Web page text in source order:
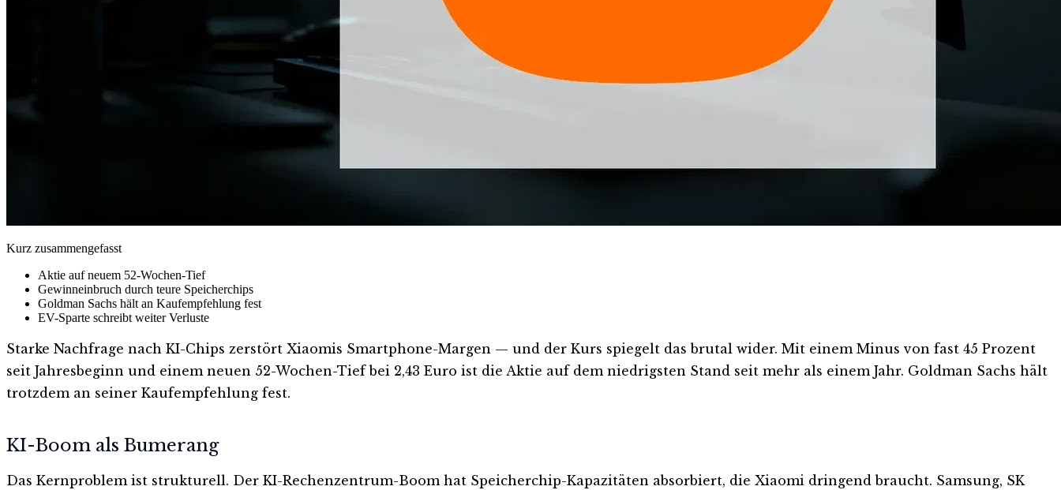
Kurz zusammengefasst
Aktie auf neuem 52-Wochen-Tief
Gewinneinbruch durch teure Speicherchips
Goldman Sachs hält an Kaufempfehlung fest
EV-Sparte schreibt weiter Verluste
Starke Nachfrage nach KI-Chips zerstört Xiaomis Smartphone-Margen — und der Kurs spiegelt das brutal wider. Mit einem Minus von fast 45 Prozent
seit Jahresbeginn und einem neuen 52-Wochen-Tief bei 2,43 Euro ist die Aktie auf dem niedrigsten Stand seit mehr als einem Jahr. Goldman Sachs hält
trotzdem an seiner Kaufempfehlung fest.
KI-Boom als Bumerang
Das Kernproblem ist strukturell. Der KI-Rechenzentrum-Boom hat Speicherchip-Kapazitäten absorbiert, die Xiaomi dringend braucht. Samsung, SK